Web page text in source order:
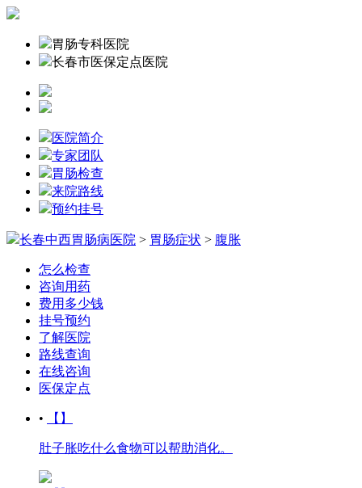
胃肠专科医院
长春市医保定点医院
医院简介
专家团队
胃肠检查
来院路线
预约挂号
长春中西胃肠病医院 > 胃肠症状 > 腹胀
怎么检查
咨询用药
费用多少钱
挂号预约
了解医院
路线查询
在线咨询
医保定点
• 【】
肚子胀吃什么食物可以帮助消化。